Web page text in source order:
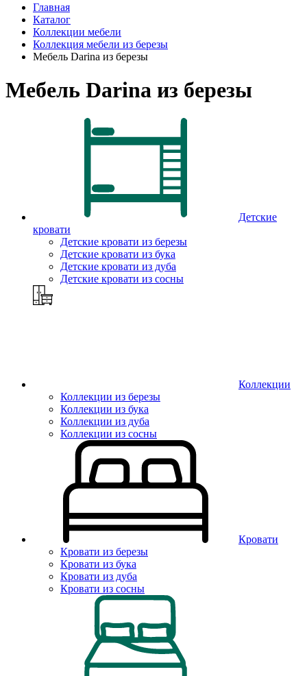
Главная
Каталог
Коллекции мебели
Коллекция мебели из березы
Мебель Darina из березы
Мебель Darina из березы
Детские
кровати
Детские кровати из березы
Детские кровати из бука
Детские кровати из дуба
Детские кровати из сосны
Коллекции
Коллекции из березы
Коллекции из бука
Коллекции из дуба
Коллекции из сосны
Кровати
Кровати из березы
Кровати из бука
Кровати из дуба
Кровати из сосны